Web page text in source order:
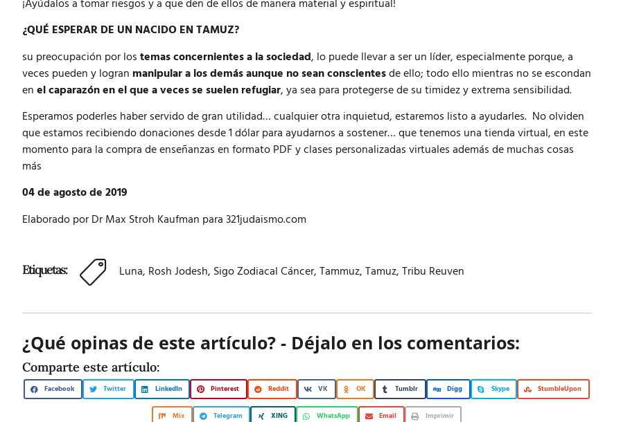
¡Ayúdalos a tomar riesgos y a que den de ellos de manera material y espiritual!
¿QUÉ ESPERAR DE UN NACIDO EN TAMUZ?
su preocupación por lostemas concernientes a la sociedad, lo puede llevar a ser un líder, especialmente porque, a
veces pueden y logran manipular a los demás aunque no sean conscientesde ello; todo ello mientras no se escondan
enel caparazón en el que a veces se suelen refugiar, ya sea para protegerse de su timidez y extrema sensibilidad.
Esperamos poderles haber servido de gran utilidad… cualquier otra inquietud, estaremos listo a ayudarles. No olviden
que estamos recibiendo donaciones desde 1 dólar para ayudarnos a sostener… que tenemos una tienda virtual, en este
momento para la compra de enseñanzas en formato PDF y clases personalizadas virtuales además de muchas cosas
más
04 de agosto de 2019
Elaborado por Dr Max Stroh Kaufman para 321judaismo.com
Etiquetas: Luna, Rosh Jodesh, Sigo Zodiacal Cáncer,Tammuz,Tamuz,Tribu Reuven
¿Qué opinas de este artículo? - Déjalo en los comentarios:
Comparte este artículo:
Facebook Twitter LinkedIn Pinterest Reddit VK OK Tumblr Digg Skype StumbleUpon
Mix Telegram XING WhatsApp Email Imprimir